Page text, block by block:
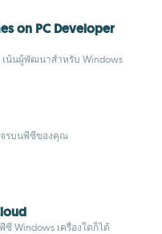
on PC Developer
เน้นผู้พัฒนาสำหรับ Windows
จรบนพีซีของคุณ
ซี Windows เครื่องใดก็ได้